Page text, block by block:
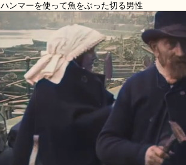
ハンマーを使って魚をぶった切る男性